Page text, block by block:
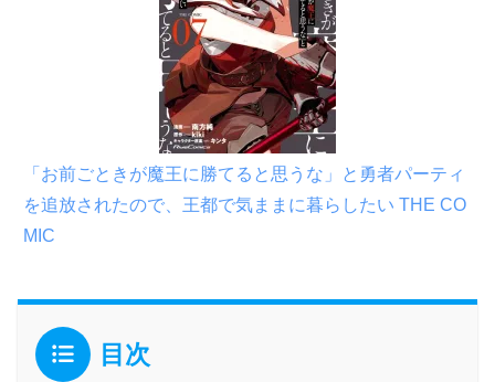
「お前ごときが魔王に勝てると思うな」と勇者パーティ
を追放されたので、王都で気ままに暮らしたい THE CO
MIC
目次